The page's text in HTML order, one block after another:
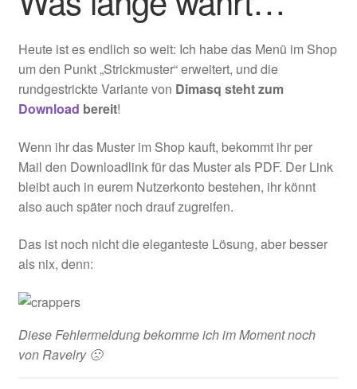
Heute ist es endlich so weit: Ich habe das Menü im Shop
um den Punkt „Strickmuster“ erweitert, und die
rundgestrickte Variante von Dimasq steht zum
Download bereit!
Wenn ihr das Muster im Shop kauft, bekommt ihr per
Mail den Downloadlink für das Muster als PDF. Der Link
bleibt auch in eurem Nutzerkonto bestehen, ihr könnt
also auch später noch drauf zugreifen.
Das ist noch nicht die eleganteste Lösung, aber besser
als nix, denn:
Diese Fehlermeldung bekomme ich im Moment noch
von Ravelry 🙁